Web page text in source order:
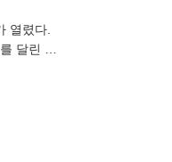
열렸다.
달린 전